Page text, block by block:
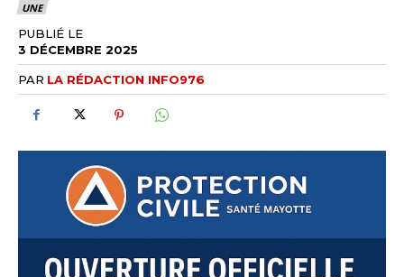
UNE
PUBLIÉ LE
3 DÉCEMBRE 2025
PAR LA RÉDACTION INFO976